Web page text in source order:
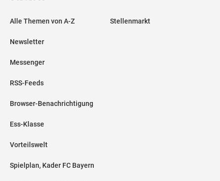
Alle Themen von A-Z
Newsletter
Messenger
RSS-Feeds
Browser-Benachrichtigung
Ess-Klasse
Vorteilswelt
Spielplan, Kader FC Bayern
Stellenmarkt